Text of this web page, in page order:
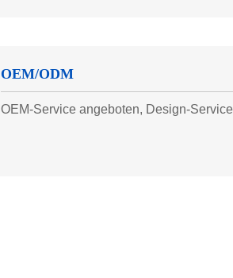
OEM/ODM
OEM-Service angeboten, Design-